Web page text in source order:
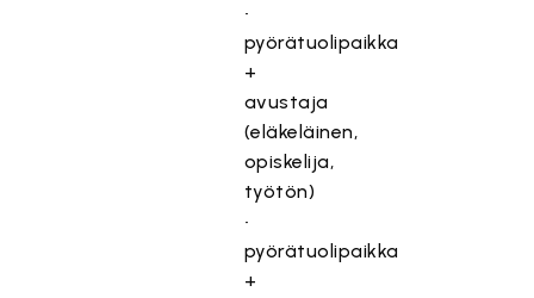
•
pyörätuolipaikka
+
avustaja
(eläkeläinen,
opiskelija,
työtön)
•
pyörätuolipaikka
+